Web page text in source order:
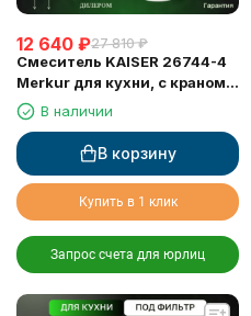
12 640 ₽27 810 ₽
Смеситель KAISER 26744-4
Merkur для кухни, с краном
для питьевой воды, белый
матовый
В наличии
В корзину
Купить в 1 клик
Запрос счета для юрлиц